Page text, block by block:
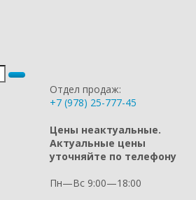
Отдел продаж:
+7 (978) 25-777-45
Цены неактуальные.
Актуальные цены
уточняйте по телефону
Пн—Вс 9:00—18:00